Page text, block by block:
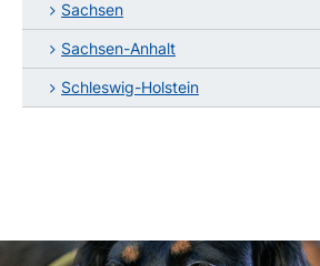
Sachsen
Sachsen-Anhalt
Schleswig-Holstein